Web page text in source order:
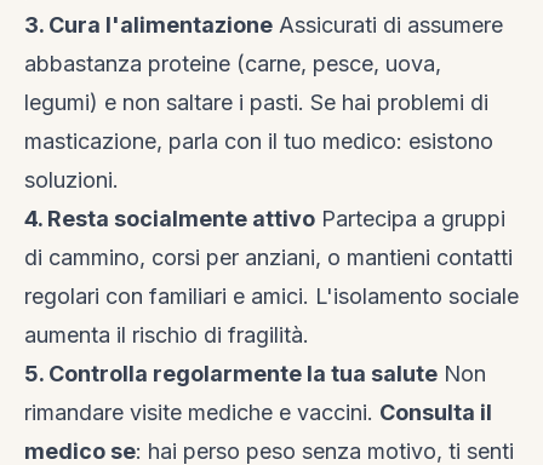
3. Cura l'alimentazione Assicurati di assumere
abbastanza proteine (carne, pesce, uova,
legumi) e non saltare i pasti. Se hai problemi di
masticazione, parla con il tuo medico: esistono
soluzioni.
4. Resta socialmente attivo Partecipa a gruppi
di cammino, corsi per anziani, o mantieni contatti
regolari con familiari e amici. L'isolamento sociale
aumenta il rischio di fragilità.
5. Controlla regolarmente la tua salute Non
rimandare visite mediche e vaccini. Consulta il
medico se: hai perso peso senza motivo, ti senti